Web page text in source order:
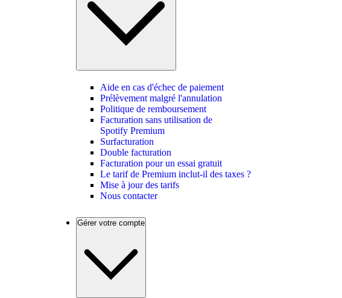
Aide en cas d'échec de paiement
Prélèvement malgré l'annulation
Politique de remboursement
Facturation sans utilisation de
Spotify Premium
Surfacturation
Double facturation
Facturation pour un essai gratuit
Le tarif de Premium inclut-il des taxes ?
Mise à jour des tarifs
Nous contacter
Gérer votre compte